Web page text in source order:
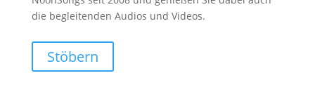
die begleitenden Audios und Videos.
Stöbern